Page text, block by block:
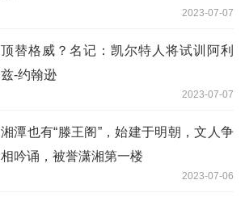
2023-07-07
顶替格威？名记：凯尔特人将试训阿利
兹-约翰逊
2023-07-07
湘潭也有“滕王阁”，始建于明朝，文人争
相吟诵，被誉潇湘第一楼
2023-07-06